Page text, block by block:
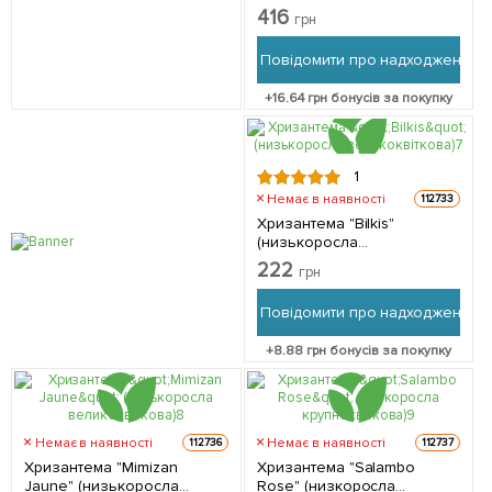
50см) 1 саджанець в
упаковці
416 грн
Повідомити про надходження
+16.64грн бонусів за покупку
1
Немає в наявності 112733
Хризантема "Bilkis"
(низькоросла
великоквіткова) 1
саджанець в упаковці
222 грн
Повідомити про надходження
+8.88 грн бонусів за покупку
Немає в наявності 112736
Хризантема "Mimizan
Jaune" (низькоросла
Немає в наявності 112737
Хризантема "Salambo
Rose" (низкоросла